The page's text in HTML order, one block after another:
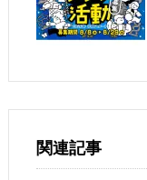
関連記事